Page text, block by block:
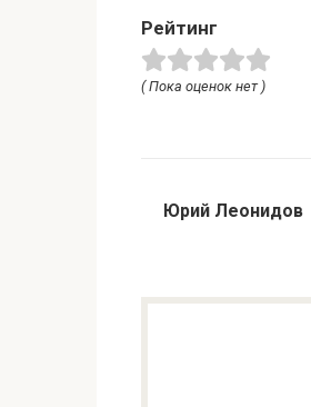
Рейтинг
( Пока оценок нет )
Юрий Леонидов